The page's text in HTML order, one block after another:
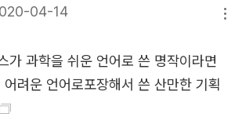
할 수 있고, 되살릴 수 있고, 심지어
간과 수백억 년의 시간을 뛰어넘어 방
들을 소개한다. 하지만 앤 드루얀의 섬
한 과학의 성과에만 머물지 않고, 과학
찾아간다. 아폴로 계획이 세워지기 5
04-14
가 과학을 쉬운 언어로 쓴 명작이라면
려운 언어로포장해서 쓴 산만한 기획